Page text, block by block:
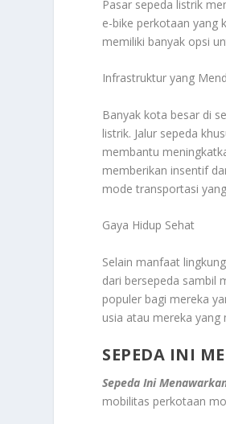
Pasar sepeda listrik
e-bike perkotaan yang
memiliki banyak opsi
Infrastruktur yang
Banyak kota besar di
listrik. Jalur sepeda
membantu
memberikan insentif
mode transportasi
Gaya Hidup Sehat
Selain manfaat
dari bersepeda sambil
populer bagi mereka
usia atau mereka yang
SEPEDA INI
Sepeda Ini
mobilitas perkotaan